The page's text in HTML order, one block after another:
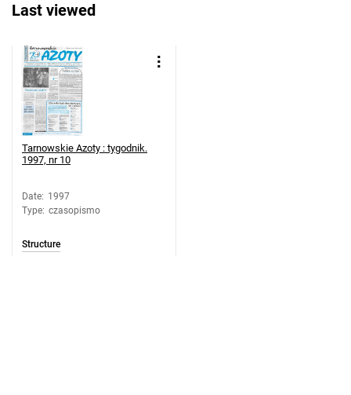
dodatek ekologiczny
21
Tarnowskie Azoty : tygodnik. 1997, nr
21
Tarnowskie Azoty : tygodnik. 1997, nr
22
Tarnowskie Azoty : tygodnik. 1997, nr
Last viewed
Tarnowskie Azoty : tygodnik.
1997, nr 10
Date: 1997
Type: czasopismo
Structure